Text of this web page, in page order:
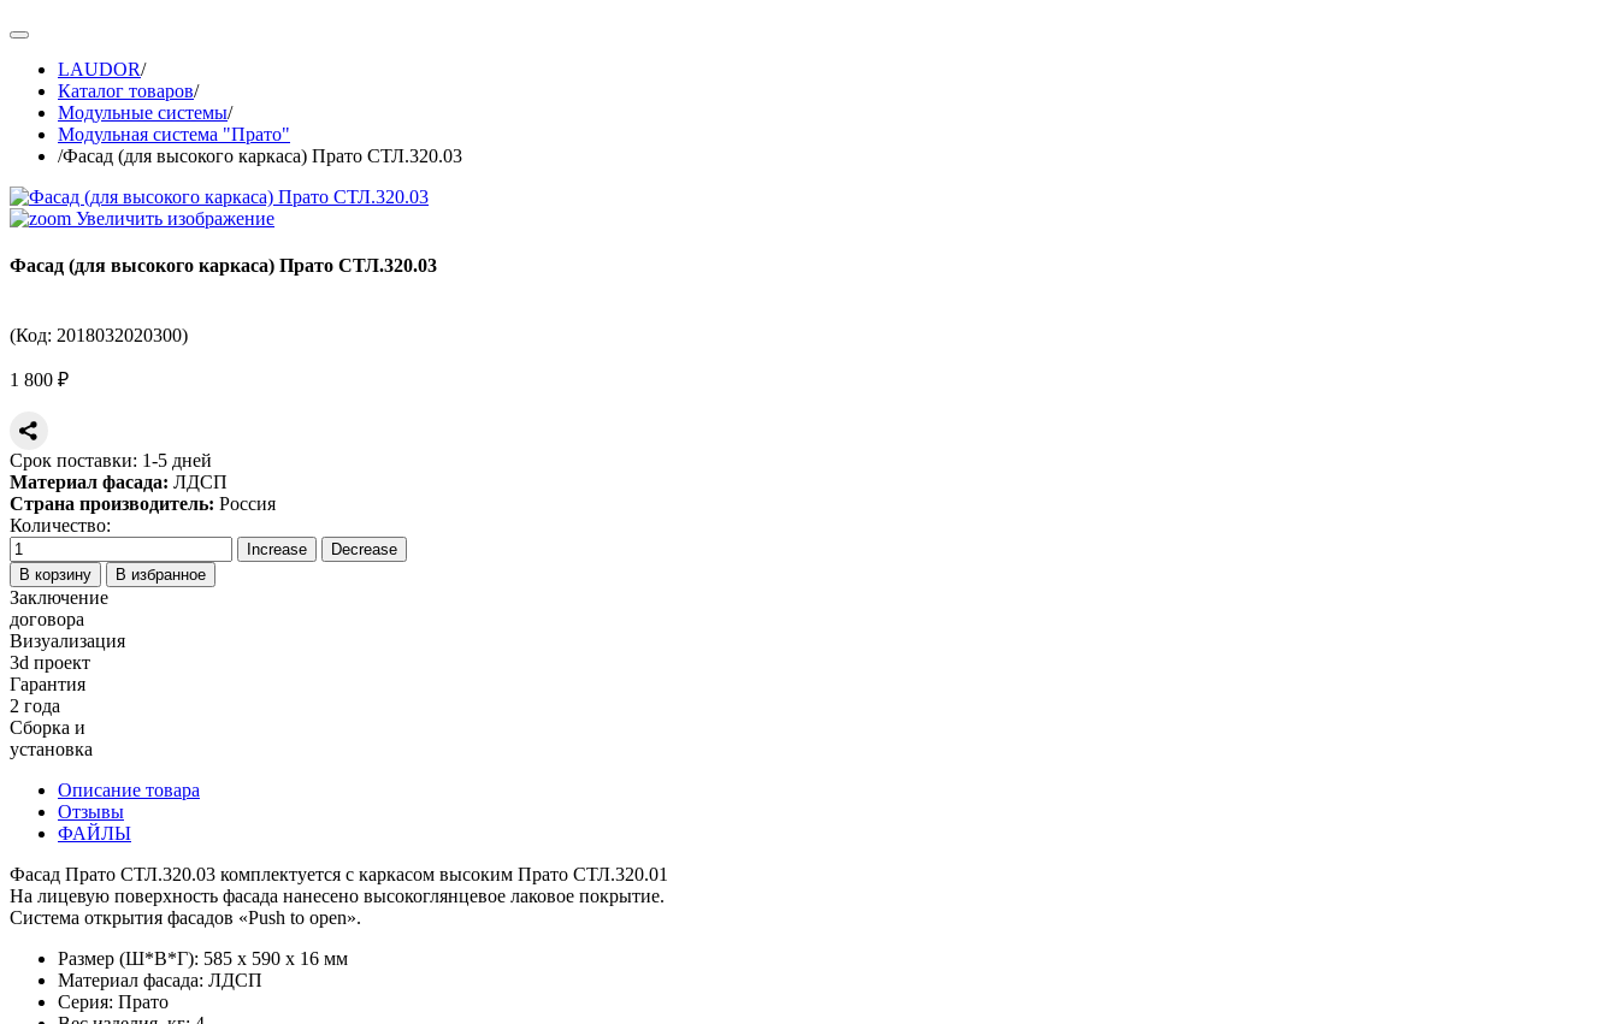
LAUDOR/
Каталог товаров/
Модульные системы/
Модульная система "Прато"
/Фасад (для высокого каркаса) Прато СТЛ.320.03
Увеличить изображение
Фасад (для высокого каркаса) Прато СТЛ.320.03
(Код: 2018032020300)
1 800 ₽
Срок поставки: 1-5 дней
Материал фасада: ЛДСП
Страна производитель: Россия
Количество:
В корзину В избранное
Заключение
договора
Визуализация
3d проект
Гарантия
2 года
Сборка и
установка
Описание товара
Отзывы
ФАЙЛЫ
Фасад Прато СТЛ.320.03 комплектуется с каркасом высоким Прато СТЛ.320.01
На лицевую поверхность фасада нанесено высокоглянцевое лаковое покрытие.
Система открытия фасадов «Push to open».
Размер (Ш*В*Г): 585 x 590 x 16 мм
Материал фасада: ЛДСП
Серия: Прато